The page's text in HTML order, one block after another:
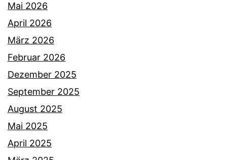
Mai 2026
April 2026
März 2026
Februar 2026
Dezember 2025
September 2025
August 2025
Mai 2025
April 2025